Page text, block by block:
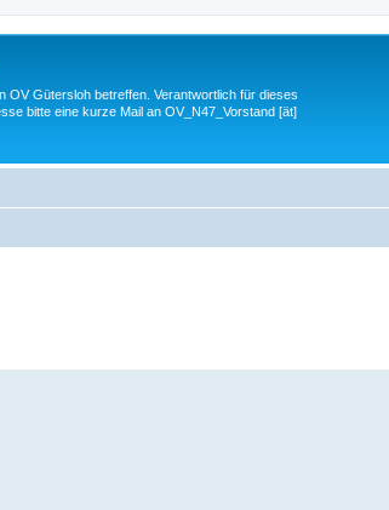
OV Gütersloh betreffen. Verantwortlich für dieses
bitte eine kurze Mail an OV_N47_Vorstand [ät]